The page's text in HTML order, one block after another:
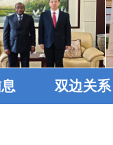
双边关系